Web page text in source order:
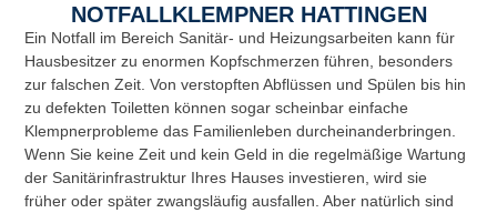
NOTFALLKLEMPNER HATTINGEN
Ein Notfall im Bereich Sanitär- und Heizungsarbeiten kann für
Hausbesitzer zu enormen Kopfschmerzen führen, besonders
zur falschen Zeit. Von verstopften Abflüssen und Spülen bis hin
zu defekten Toiletten können sogar scheinbar einfache
Klempnerprobleme das Familienleben durcheinanderbringen.
Wenn Sie keine Zeit und kein Geld in die regelmäßige Wartung
der Sanitärinfrastruktur Ihres Hauses investieren, wird sie
früher oder später zwangsläufig ausfallen. Aber natürlich sind